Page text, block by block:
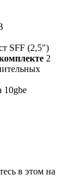
SFF (2,5")
2
10gbe
в этом на